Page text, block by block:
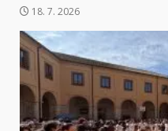
18. 7. 2026